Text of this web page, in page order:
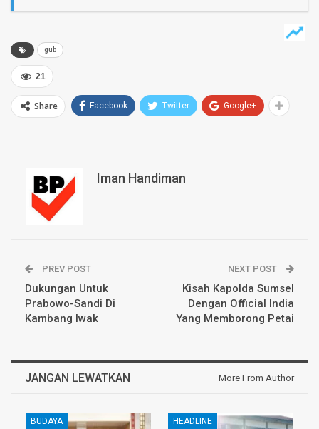
gub
21
Share Facebook Twitter Google+
Iman Handiman
PREV POST
Dukungan Untuk
Prabowo-Sandi Di
Kambang Iwak
NEXT POST
Kisah Kapolda Sumsel
Dengan Official India
Yang Memborong Petai
JANGAN LEWATKAN More From Author
BUDAYA HEADLINE